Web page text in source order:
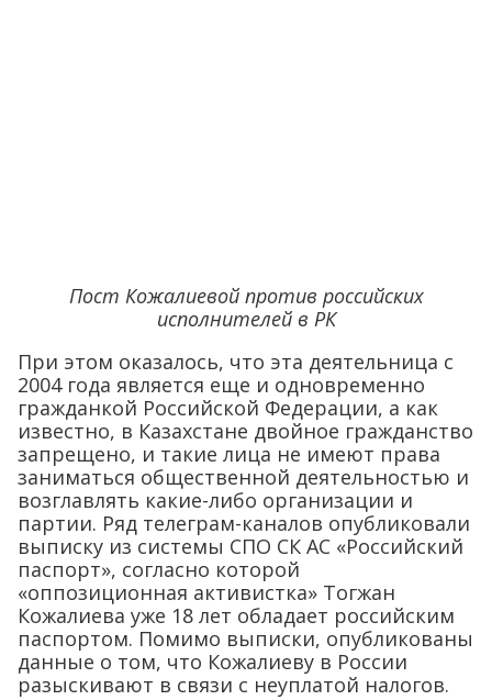
Пост Кожалиевой против российских
исполнителей в РК
При этом оказалось, что эта деятельница с
2004 года является еще и одновременно
гражданкой Российской Федерации, а как
известно, в Казахстане двойное гражданство
запрещено, и такие лица не имеют права
заниматься общественной деятельностью и
возглавлять какие-либо организации и
партии. Ряд телеграм-каналов опубликовали
выписку из системы СПО СК АС «Российский
паспорт», согласно которой
«оппозиционная активистка» Тогжан
Кожалиева уже 18 лет обладает российским
паспортом. Помимо выписки, опубликованы
данные о том, что Кожалиеву в России
разыскивают в связи с неуплатой налогов.